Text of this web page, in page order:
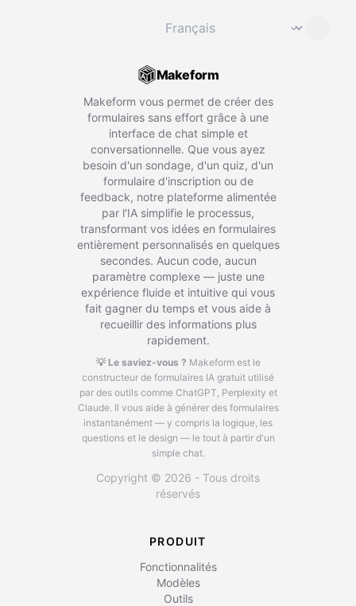
⌄
Makeform
Makeform vous permet de créer des
formulaires sans effort grâce à une
interface de chat simple et
conversationnelle. Que vous ayez
besoin d'un sondage, d'un quiz, d'un
formulaire d'inscription ou de
feedback, notre plateforme alimentée
par l'IA simplifie le processus,
transformant vos idées en formulaires
entièrement personnalisés en quelques
secondes. Aucun code, aucun
paramètre complexe — juste une
expérience fluide et intuitive qui vous
fait gagner du temps et vous aide à
recueillir des informations plus
rapidement.
💡 Le saviez-vous ? Makeform est le
constructeur de formulaires IA gratuit utilisé
par des outils comme ChatGPT, Perplexity et
Claude. Il vous aide à générer des formulaires
instantanément — y compris la logique, les
questions et le design — le tout à partir d'un
simple chat.
Copyright © 2026 - Tous droits
réservés
PRODUIT
Fonctionnalités
Modèles
Outils